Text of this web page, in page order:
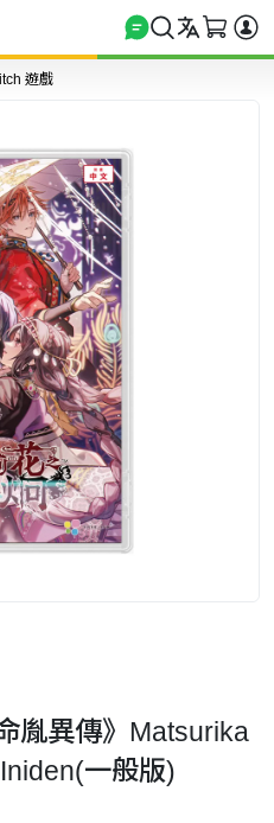
遊戲
胤異傳》Matsurika
一般版)